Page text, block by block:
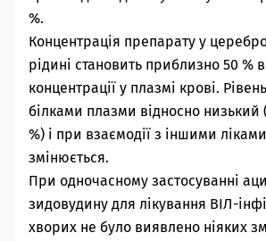
%.
Концентрація препарату у
рідині становить приблизно 50 %
концентрації у плазмі крові.
білками плазми відносно низький
%) і при взаємодії з іншими
змінюється.
При одночасному застосуванні
зидовудину для лікування ВІЛ-
хворих не було виявлено ніяких